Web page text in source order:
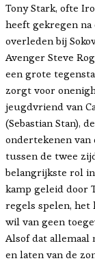
Tony Stark, ofte
heeft gekregen
overleden bij
Avenger Steve
een grote
zorgt voor
jeugdvriend van
(Sebastian Stan),
ondertekenen van
tussen de twee
belangrijkste rol
kamp geleid door
regels spelen, het
wil van geen
Alsof dat allemaal
en laten van de